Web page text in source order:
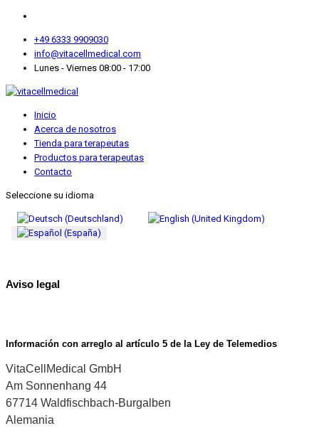
+49 6333 9909030
info@vitacellmedical.com
Lunes - Viernes 08:00 - 17:00
Inicio
Acerca de nosotros
Tienda para terapeutas
Productos para terapeutas
Contacto
Seleccione su idioma
Aviso legal
Información con arreglo al artículo 5 de la Ley de Telemedios
VitaCellMedical GmbH
Am Sonnenhang 44
67714 Waldfischbach-Burgalben
Alemania